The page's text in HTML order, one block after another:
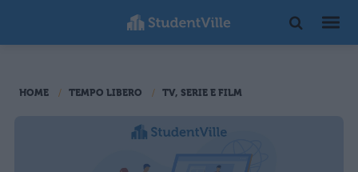
HOME TEMPO LIBERO TV, SERIE E FILM